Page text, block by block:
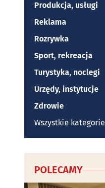
Produkcja, usługi
Reklama
Rozrywka
Sport, rekreacja
Turystyka, noclegi
Urzędy, instytucje
Zdrowie
Wszystkie kategorie
POLECAMY